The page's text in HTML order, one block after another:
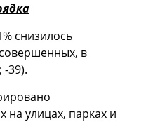
снизилось
в
-39).
на улицах, парках и